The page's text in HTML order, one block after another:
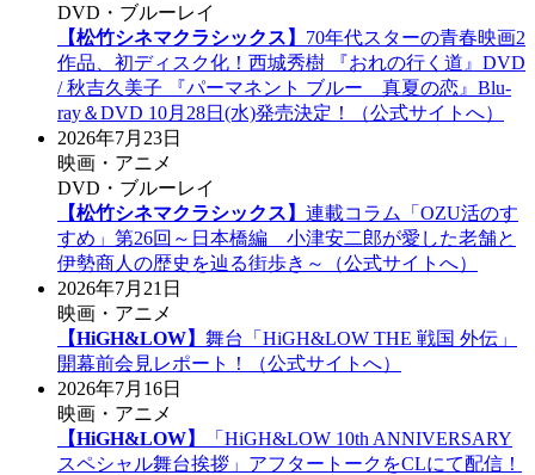
DVD・ブルーレイ
【松竹シネマクラシックス】 70年代スターの青春映画2
作品、初ディスク化！西城秀樹 『おれの行く道』DVD
/ 秋吉久美子 『パーマネント ブルー 真夏の恋』Blu-
ray＆DVD 10月28日(水)発売決定！（公式サイトへ）
2026年7月23日
映画・アニメ
DVD・ブルーレイ
【松竹シネマクラシックス】 連載コラム「OZU活のす
すめ」第26回～日本橋編 小津安二郎が愛した老舗と
伊勢商人の歴史を辿る街歩き～（公式サイトへ）
2026年7月21日
映画・アニメ
【HiGH&LOW】 舞台「HiGH&LOW THE 戦国 外伝」
開幕前会見レポート！（公式サイトへ）
2026年7月16日
映画・アニメ
【HiGH&LOW】
「HiGH&LOW 10th ANNIVERSARY
スペシャル舞台挨拶」アフタートークをCLにて配信！